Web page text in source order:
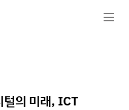
털의 미래, ICT